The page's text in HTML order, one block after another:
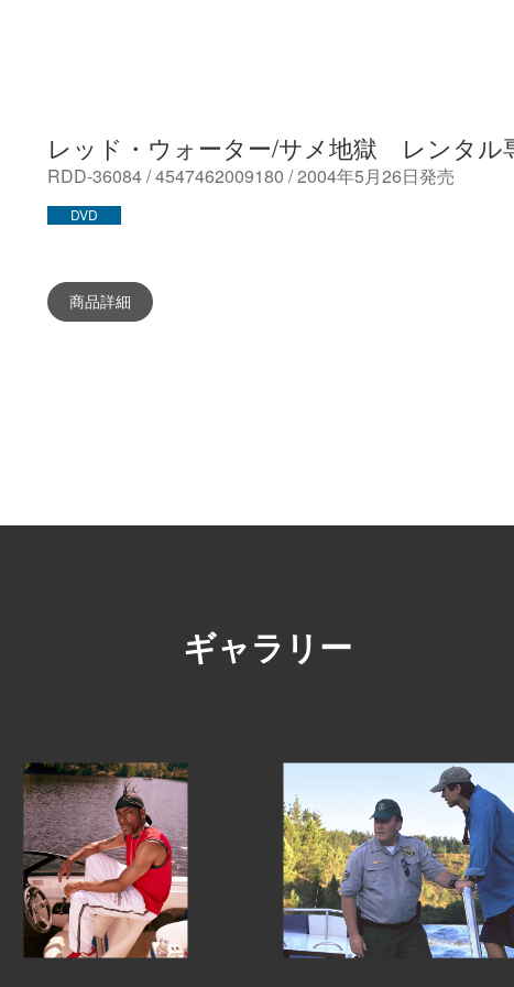
レッド・ウォーター/サメ地獄 レンタル
RDD-36084 / 4547462009180 / 2004年5月26日発売
DVD
商品詳細
ギャラリー